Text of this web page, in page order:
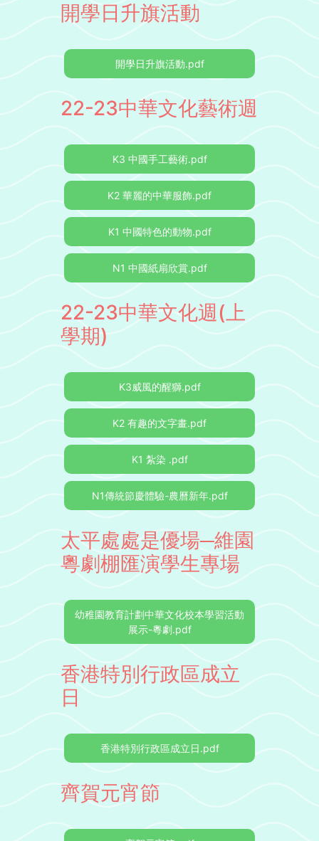
開學日升旗活動
開學日升旗活動.pdf
22-23中華文化藝術週
K3 中國手工藝術.pdf
K2 華麗的中華服飾.pdf
K1 中國特色的動物.pdf
N1 中國紙扇欣賞.pdf
22-23中華文化週(上
學期)
K3威風的醒獅.pdf
K2 有趣的文字畫.pdf
K1 紮染 .pdf
N1傳統節慶體驗-農曆新年.pdf
太平處處是優場─維園
粵劇棚匯演學生專場
幼稚園教育計劃中華文化校本學習活動
展示-粵劇.pdf
香港特別行政區成立
日
香港特別行政區成立日.pdf
齊賀元宵節